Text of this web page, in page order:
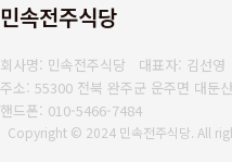
민속전주식당
회사명: 민속전주식당 대표자: 김선영
주소: 55300 전북 완주군 운주면 대둔
핸드폰: 010-5466-7484
Copyright © 2024 민속전주식당. All